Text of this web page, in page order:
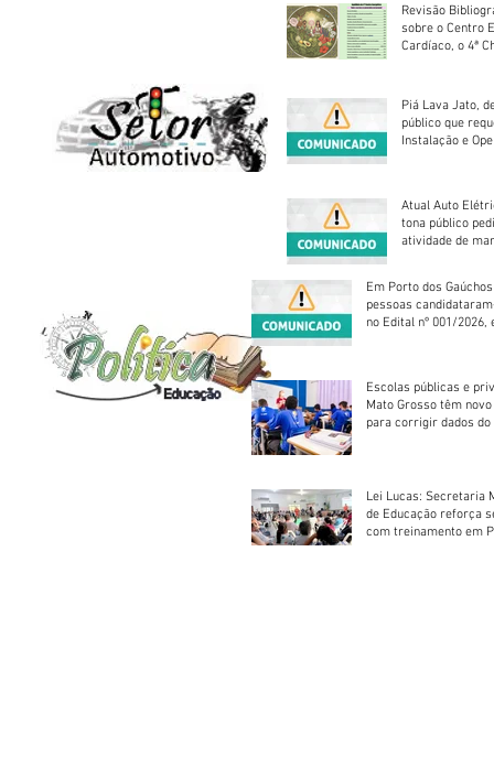
Revisão
sobre o Centro
Cardíaco, o 4ª
Piá Lava Jato,
público que
Instalação e
Atual Auto
tona público
atividade de
Em Porto dos
pessoas
no Edital nº 001/2026,
Escolas públicas e
Mato Grosso têm
para corrigir dados do
Lei Lucas: Secretaria
de Educação reforça
com treinamento em